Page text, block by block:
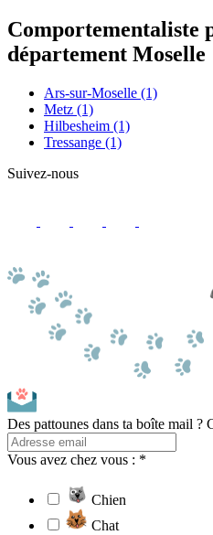
Comportementaliste
département Moselle
Ars-sur-Moselle (1)
Metz (1)
Hilbesheim (1)
Tressange (1)
Suivez-nous
Des pattounes dans ta boîte mail ?
Vous avez chez vous : *
Chien
Chat